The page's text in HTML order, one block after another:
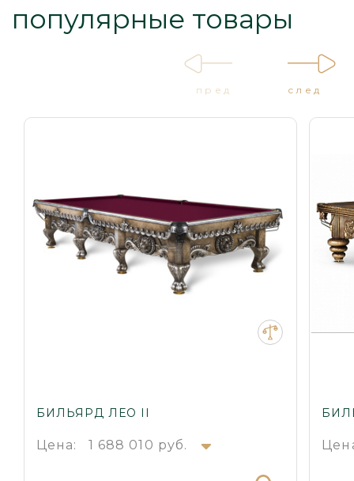
популярные товары
БИЛЬЯРД ЛЕО II
Цена: 1 688 010 руб.
пред след